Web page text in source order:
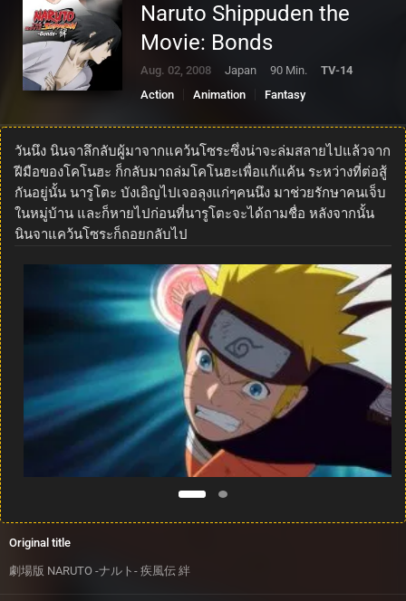
Naruto Shippuden the
Movie: Bonds
Aug. 02, 2008 Japan 90 Min.
TV-14
Action
Animation Fantasy
วันนึง นินจาลึกลับผู้มาจากแคว้นโซระซึ่งน่าจะล่มสลายไปแล้วจาก
ฝีมือของโคโนฮะ ก็กลับมาถล่มโคโนฮะเพื่อแก้แค้น ระหว่างที่ต่อสู้
กันอยู่นั้น นารูโตะ บังเอิญไปเจอลุงแก่ๆคนนึง มาช่วยรักษาคนเจ็บ
ในหมู่บ้าน และก็หายไปก่อนที่นารูโตะจะได้ถามชื่อ หลังจากนั้น
นินจาแคว้นโซระก็ถอยกลับไป
Original title
劇場版 NARUTO -ナルト- 疾風伝 絆